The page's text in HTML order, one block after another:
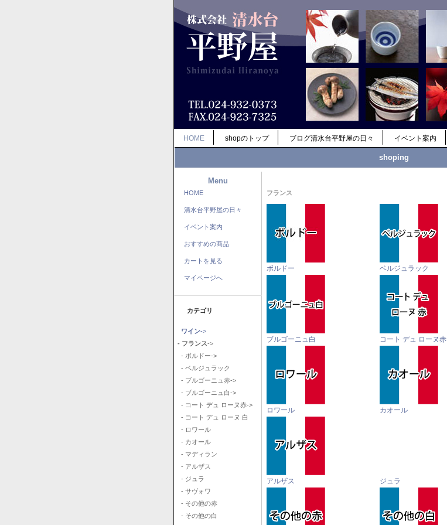
HOME shopのトップ ブログ清水台平野屋の日々 イベント案内
shoping
Menu
HOME
清水台平野屋の日々
イベント案内
おすすめの商品
カートを見る
マイページへ
カテゴリ
ワイン->
- フランス->
- ボルドー->
- ベルジュラック
- ブルゴーニュ赤->
- ブルゴーニュ白->
- コート デュ ローヌ赤->
- コート デュ ローヌ 白
- ロワール
- カオール
- マディラン
- アルザス
- ジュラ
- サヴォワ
- その他の赤
- その他の白
フランス
ボルドー ベルジュラック
ブルゴーニュ白 コート デュ ローヌ赤
ロワール カオール
アルザス ジュラ